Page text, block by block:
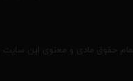
حقوق مادی و معنوی این سایت